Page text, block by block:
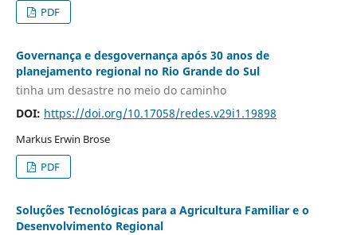
PDF
Governança e desgovernança após 30 anos de
planejamento regional no Rio Grande do Sul
tinha um desastre no meio do caminho
DOI: https://doi.org/10.17058/redes.v29i1.19898
Markus Erwin Brose
PDF
Soluções Tecnológicas para a Agricultura Familiar e o
Desenvolvimento Regional